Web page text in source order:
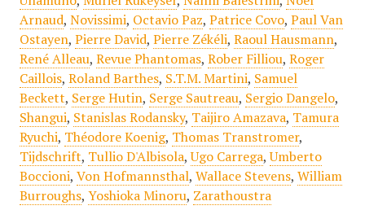
Arnaud, Novissimi, Octavio Paz, Patrice Covo, Paul Van
Ostayen, Pierre David, Pierre Zékéli, Raoul Hausmann,
René Alleau, Revue Phantomas, Rober Filliou, Roger
Caillois, Roland Barthes, S.T.M. Martini, Samuel
Beckett, Serge Hutin, Serge Sautreau, Sergio Dangelo,
Shangui, Stanislas Rodansky, Taijiro Amazava, Tamura
Ryuchi, Théodore Koenig, Thomas Transtromer,
Tijdschrift, Tullio D'Albisola,Ugo Carrega,Umberto
Boccioni, Von Hofmannsthal, Wallace Stevens, William
Burroughs, Yoshioka Minoru, Zarathoustra